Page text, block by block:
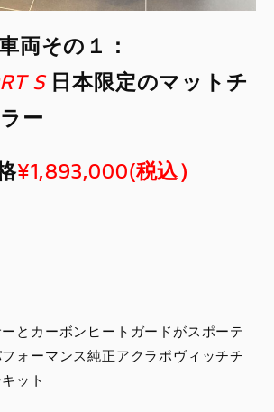
両その１：
S日本限定のマットチ
ー
¥1,893,000(税込）
とカーボンヒートガードがスポーテ
ォーマンス純正アクラポヴィッチチ
ット